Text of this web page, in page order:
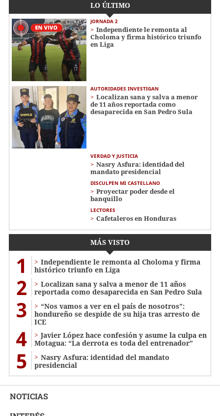
LO ÚLTIMO
JORNADA 2
Independiente le remonta al
Choloma y firma histórico triunfo
en Liga
AUTORIDADES INVESTIGAN
Localizan sana y salva a menor
de 11 años reportada como
desaparecida en San Pedro Sula
VERDAD Y JUSTICIA
Nasry Asfura: identidad del
mandato presidencial
DISCULPEN MI CASTELLANO
Proyectar poder desde el
banquillo
LECTORES
Cafetaleros en Honduras
MÁS VISTO
1
Independiente le remonta al Choloma y firma
histórico triunfo en Liga
2
Localizan sana y salva a menor de 11 años
reportada como desaparecida en San Pedro Sula
3
“Nos vamos a ver en el país de nosotros”:
hondureño se despide de su hija tras arresto de
ICE
4
Javier López hace confesión y asume la culpa en
Motagua: “La derrota es toda del entrenador”
5
Nasry Asfura: identidad del mandato
presidencial
NOTICIAS